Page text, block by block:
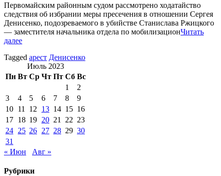
Первомайским районным судом рассмотрено ходатайство
следствия об избрании меры пресечения в отношении Сергея
Денисенко, подозреваемого в убийстве Станислава Ржицкого
— заместителя начальника отдела по мобилизационЧитать
далее
Tagged арест Денисенко
Июль 2023
Пн Вт Ср Чт Пт Сб Вс
1
2
3
4 5 6 7 8
9
10 11 12 13 14 15 16
17 18 19 20 21 22 23
24 25 26 27 28 29 30
31
« Июн
Авг »
Рубрики